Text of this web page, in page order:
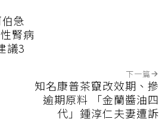
急
腎病
議3
下一篇
知名康普茶竄改效期、摻
逾期原料 「金蘭醬油四
代」鍾淳仁夫妻遭訴